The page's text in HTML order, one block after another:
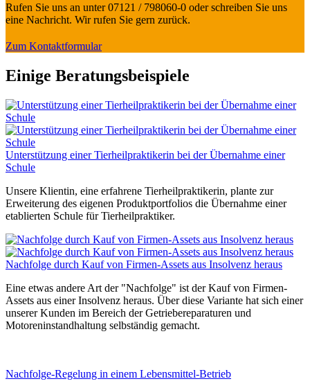
Rufen Sie uns an unter 07121 / 798060-0 oder schreiben Sie uns
eine Nachricht. Wir rufen Sie gern zurück.
Zum Kontaktformular
Einige Beratungsbeispiele
Unterstützung einer Tierheilpraktikerin bei der Übernahme einer
Schule
Unsere Klientin, eine erfahrene Tierheilpraktikerin, plante zur
Erweiterung des eigenen Produktportfolios die Übernahme einer
etablierten Schule für Tierheilpraktiker.
Nachfolge durch Kauf von Firmen-Assets aus Insolvenz heraus
Eine etwas andere Art der "Nachfolge" ist der Kauf von Firmen-
Assets aus einer Insolvenz heraus. Über diese Variante hat sich einer
unserer Kunden im Bereich der Getriebereparaturen und
Motoreninstandhaltung selbständig gemacht.
Nachfolge-Regelung in einem Lebensmittel-Betrieb